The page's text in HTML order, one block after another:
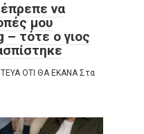
να
μου
τότε ο γιος
ΟΤΙ ΘΑ ΕΚΑΝΑ Στα